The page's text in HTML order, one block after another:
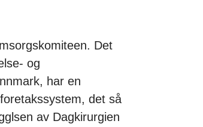
Det
og
har en
det så
av Dagkirurgien